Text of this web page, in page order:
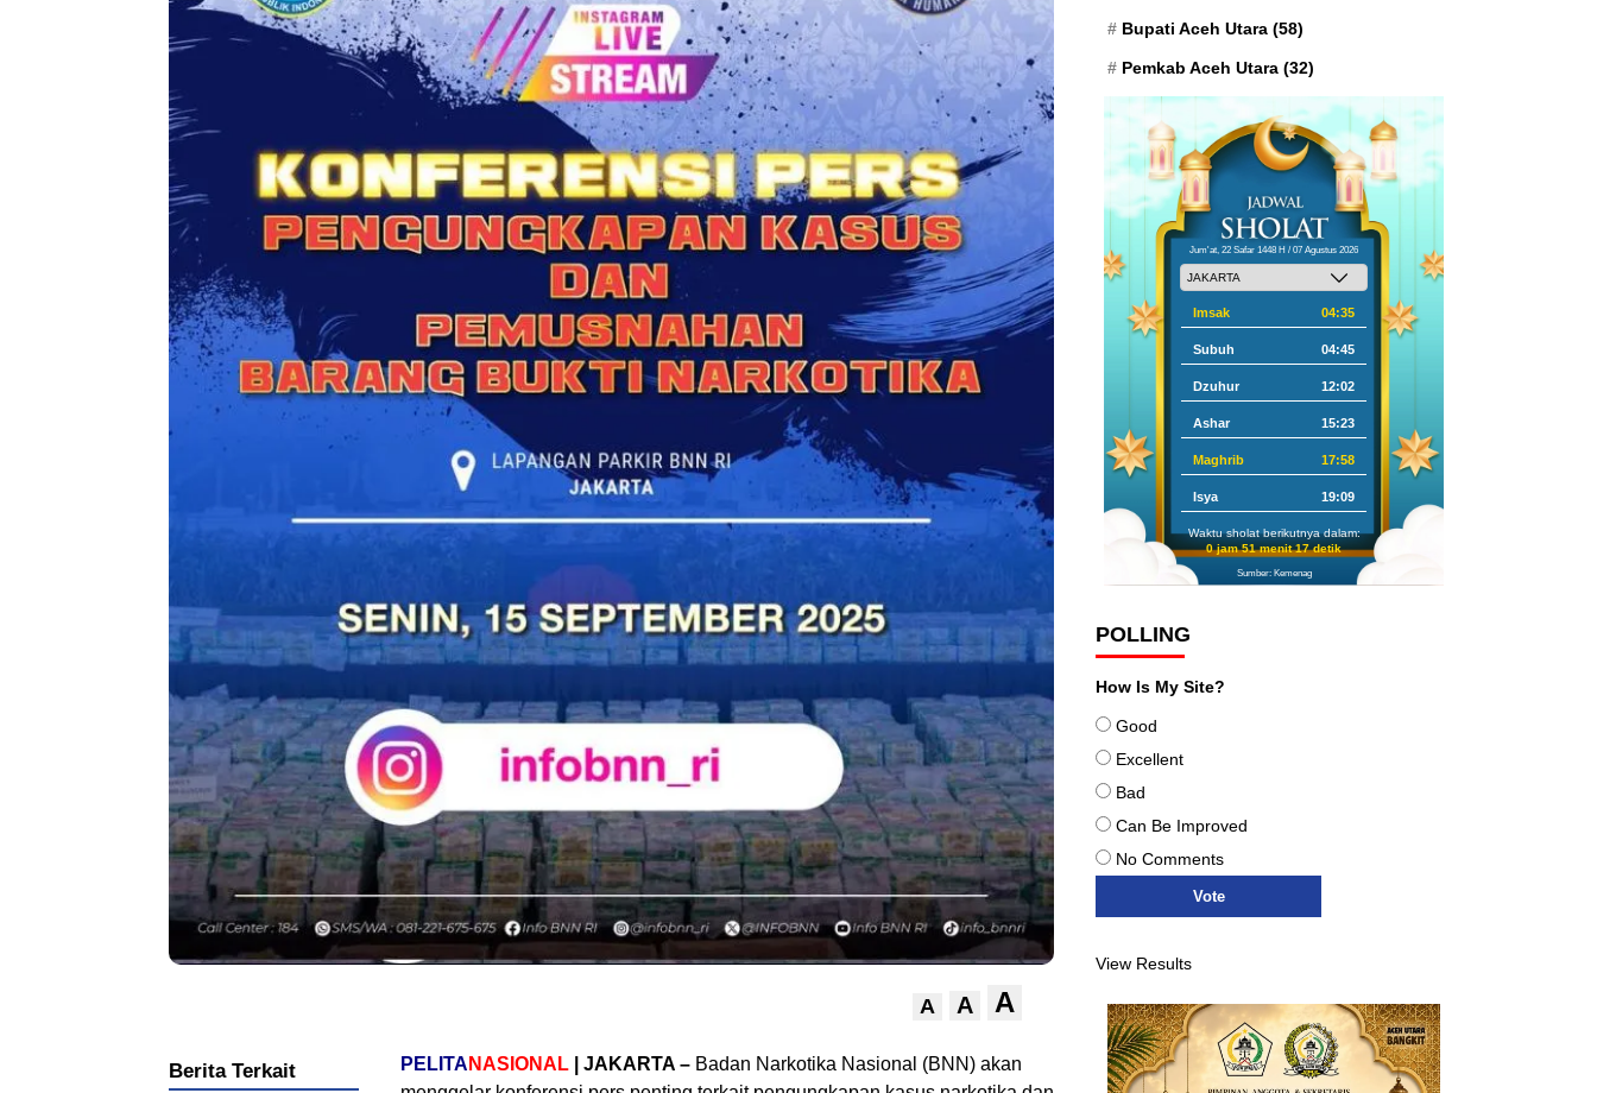
A A A
PELITA NASIONAL | JAKARTA – Badan Narkotika Nasional (BNN) akan
Berita Terkait
Bupati Aceh Utara (58)
Pemkab Aceh Utara (32)
Jum'at, 22 Safar 1448 H / 07 Agustus 2026
Imsak 04:35
Subuh 04:45
Dzuhur 12:02
Ashar 15:23
Maghrib 17:58
Isya 19:09
Waktu sholat berikutnya dalam:
0 jam 51 menit 16 detik
Sumber: Kemenag
POLLING
How Is My Site?
Good
Excellent
Bad
Can Be Improved
No Comments
View Results